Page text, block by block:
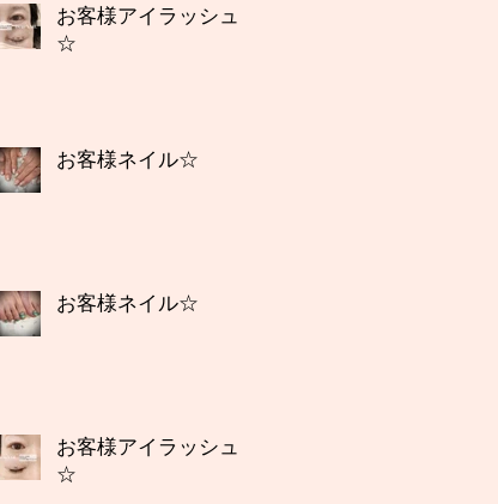
お客様アイラッシュ
☆
お客様ネイル☆
お客様ネイル☆
お客様アイラッシュ
☆